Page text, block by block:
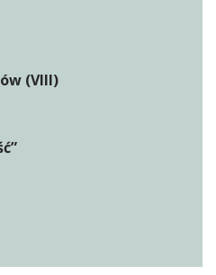
(VIII)